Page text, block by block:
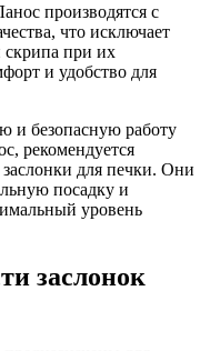
производятся с
что исключает
скрипа при их
и удобство для
и безопасную работу
рекомендуется
для печки. Они
посадку и
уровень
заслонок